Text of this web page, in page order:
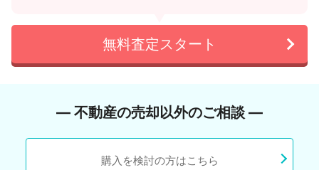
無料査定スタート
― 不動産の売却以外のご相談 ―
購入を検討の方はこちら